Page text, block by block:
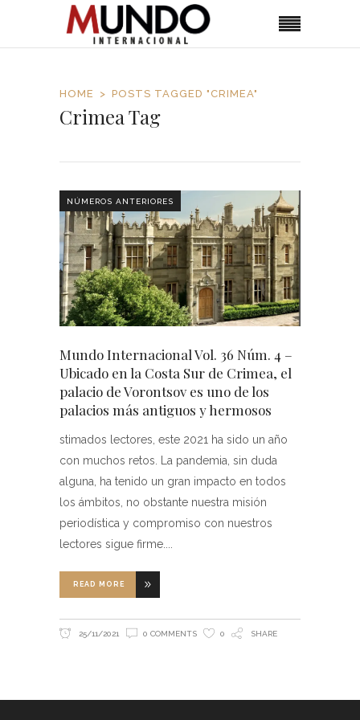
HOME POSTS TAGGED "CRIMEA"
Crimea Tag
NÚMEROS ANTERIORES
Mundo Internacional Vol. 36 Núm. 4 –
Ubicado en la Costa Sur de Crimea, el
palacio de Vorontsov es uno de los
palacios más antiguos y hermosos
stimados lectores, este 2021 ha sido un año
con muchos retos. La pandemia, sin duda
alguna, ha tenido un gran impacto en todos
los ámbitos, no obstante nuestra misión
periodística y compromiso con nuestros
lectores sigue firme.
READ MORE
25/11/2021 0 COMMENTS 0 SHARE